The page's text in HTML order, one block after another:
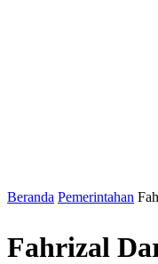
Beranda Pemerintahan
Fahrizal